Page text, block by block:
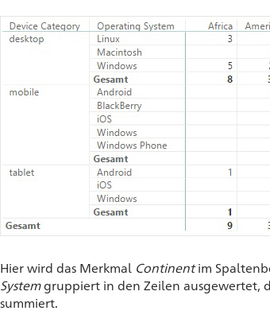
Hier wird das Merkmal Continentim
Systemgruppiert in den Zeilen ausgewertet,
summiert.